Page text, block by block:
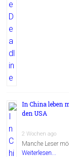
In China leben
den USA
2 Wochen ago
Manche Leser
Weiterlesen...